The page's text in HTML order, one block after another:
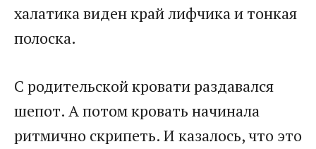
халатика виден край лифчика и тонкая
полоска.
С родительской кровати раздавался
шепот. А потом кровать начинала
ритмично скрипеть. И казалось, что это